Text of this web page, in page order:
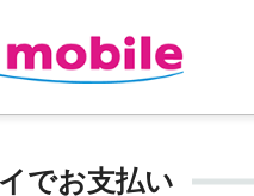
でお支払い